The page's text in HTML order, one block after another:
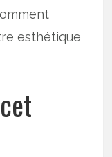
esthétique